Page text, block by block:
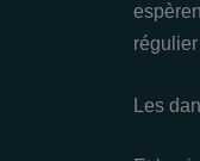
Les